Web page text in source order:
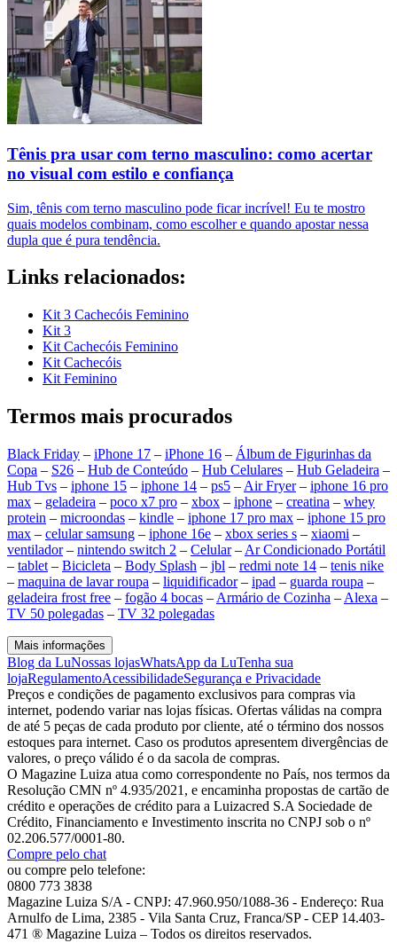
Tênis pra usar com terno masculino: como acertar
no visual com estilo e confiança
Sim, tênis com terno masculino pode ficar incrível! Eu te mostro
quais modelos combinam, como escolher e quando apostar nessa
dupla que é pura tendência.
Links relacionados:
Kit 3 Cachecóis Feminino
Kit 3
Kit Cachecóis Feminino
Kit Cachecóis
Kit Feminino
Termos mais procurados
Black Friday – iPhone 17 – iPhone 16 – Álbum de Figurinhas da
Copa – S26 – Hub de Conteúdo – Hub Celulares – Hub Geladeira –
Hub Tvs – iphone 15 – iphone 14 – ps5 – Air Fryer– iphone 16 pro
max – geladeira – poco x7 pro – xbox – iphone – creatina – whey
protein – microondas – kindle – iphone 17 pro max – iphone 15 pro
max – celular samsung – iphone 16e – xbox series s – xiaomi –
ventilador– nintendo switch 2 – Celular– Ar Condicionado Portátil
– tablet – Bicicleta – Body Splash – jbl – redmi note 14 – tenis nike
– maquina de lavar roupa – liquidificador– ipad – guarda roupa –
geladeira frost free – fogão 4 bocas – Armário de Cozinha – Alexa –
TV 50 polegadas – TV 32 polegadas
Mais informações
Blog da LuNossas lojasWhatsApp da LuTenha sua
lojaRegulamentoAcessibilidadeSegurança e Privacidade
Preços e condições de pagamento exclusivos para compras via
internet, podendo variar nas lojas físicas. Ofertas válidas na compra
de até 5 peças de cada produto por cliente, até o término dos nossos
estoques para internet. Caso os produtos apresentem divergências de
valores, o preço válido é o da sacola de compras.
O Magazine Luiza atua como correspondente no País, nos termos da
Resolução CMN nº 4.935/2021, e encaminha propostas de cartão de
crédito e operações de crédito para a Luizacred S.A Sociedade de
Crédito, Financiamento e Investimento inscrita no CNPJ sob o nº
02.206.577/0001-80.
Compre pelo chat
ou compre pelo telefone:
0800 773 3838
Magazine Luiza S/A - CNPJ: 47.960.950/1088-36 - Endereço: Rua
Arnulfo de Lima, 2385 - Vila Santa Cruz, Franca/SP - CEP 14.403-
471 ® Magazine Luiza – Todos os direitos reservados.